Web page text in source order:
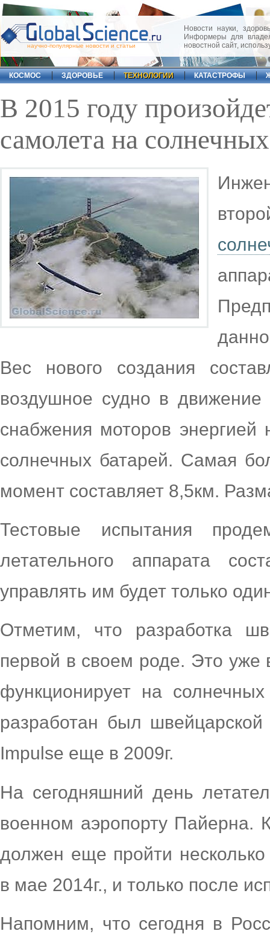
научно-популярные новости и статьи
Новости науки,
Информеры для
новостной сайт,
КОСМОС ЗДОРОВЬЕ ТЕХНОЛОГИИ КАТАСТРОФЫ
В 2015 году
самолета на
Вес нового создания
воздушное судно в
снабжения моторов
солнечных батарей. Самая
момент составляет 8,5км.
Тестовые испытания
летательного аппарата
управлять им будет только
Отметим, что разработка
первой в своем роде. Это уже
функционирует на
разработан был
Impulsе еще в 2009г.
На сегодняшний день
военном аэропорту Пайерна.
должен еще пройти
в мае 2014г., и только после
Напомним, что сегодня в